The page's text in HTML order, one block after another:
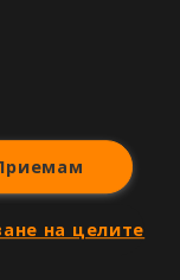
на целите